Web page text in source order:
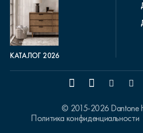
КАТАЛОГ 2026
© 2015-2026 Dantone
Политика конфиденциальности